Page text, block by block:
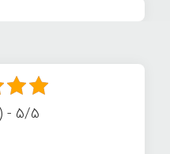
5/5 - (4 امتیاز)